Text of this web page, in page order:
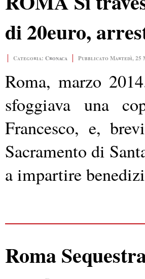
di 20euro,
Categoria: Cronaca Pubblicato Martedì, 25
Roma, marzo
sfoggiava una
Francesco, e,
Sacramento di
a impartire
Roma